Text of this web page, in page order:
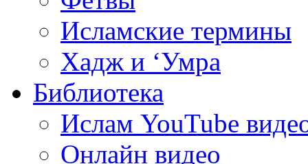
Исламские термины
Хадж и ‘Умра
Библиотека
Ислам YouTube
Онлайн видео